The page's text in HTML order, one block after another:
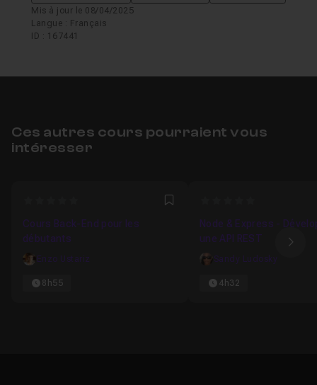
Mis à jour le 08/04/2025
Langue : Français
ID : 167441
Ces autres cours pourraient vous
intéresser
Favori
Cours Back-End pour les
débutants
Enzo Ustariz
8h55
Node & Express -
une API REST
Sandy Ludosky
4h32